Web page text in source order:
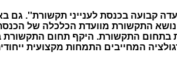
קבועה בכנסת לענייני תקשורת''. גם
נושא התקשורת מוועדת הכלכלה של
בתחום התקשורת. היקף תחום התקשורת
רגולציה המחייבים התמחות מקצועית